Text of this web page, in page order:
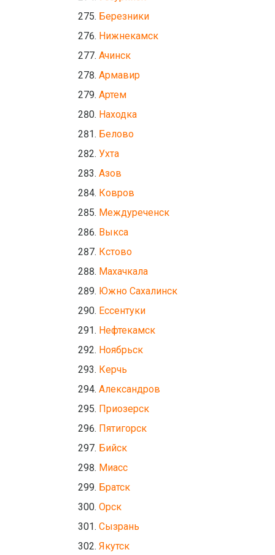
Березники
Нижнекамск
Ачинск
Армавир
Артем
Находка
Белово
Ухта
Азов
Ковров
Междуреченск
Выкса
Кстово
Махачкала
Южно Сахалинск
Ессентуки
Нефтекамск
Ноябрьск
Керчь
Александров
Приозерск
Пятигорск
Бийск
Миасс
Братск
Орск
Сызрань
Якутск